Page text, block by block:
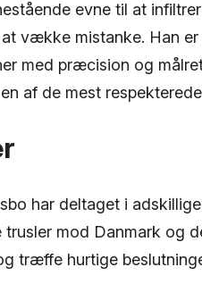
evne til at
vække mistanke. Han
med præcision og
af de mest
har deltaget i
mod Danmark og
træffe hurtige